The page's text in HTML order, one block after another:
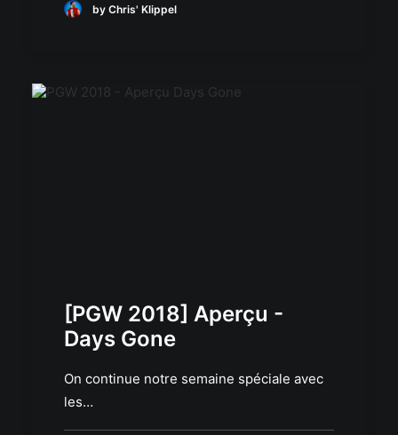
by Chris' Klippel
[PGW 2018] Aperçu -
Days Gone
On continue notre semaine spéciale avec
les…